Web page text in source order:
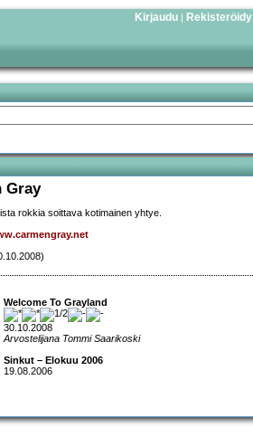
Kirjaudu | Rekisteröidy
Gray
rokkia soittava kotimainen yhtye.
Welcome To Grayland
30.10.2008
Arvostelijana Tommi Saarikoski
Sinkut – Elokuu 2006
19.08.2006